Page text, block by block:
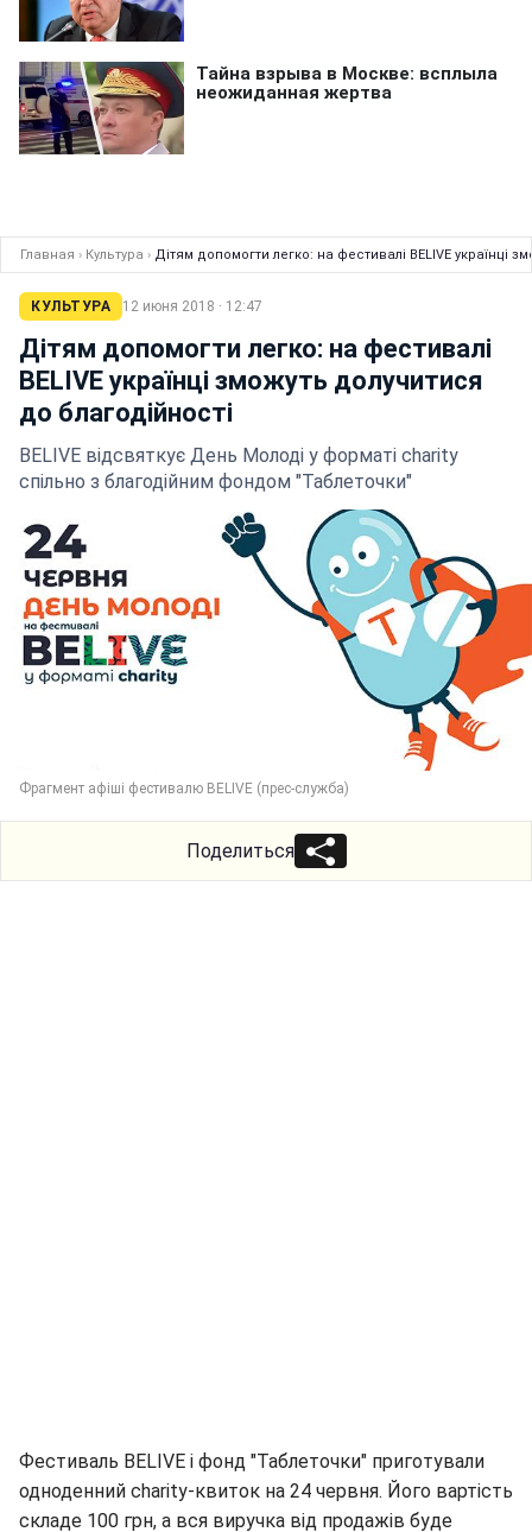
Главная › Культура › Дітям допомогти легко: на фестивалі BELIVE українці
КУЛЬТУРА 12 июня 2018 · 12:47
Дітям допомогти легко: на фестивалі
BELIVE українці зможуть долучитися
до благодійності
BELIVE відсвяткує День Молоді у форматі charity
спільно з благодійним фондом "Таблеточки"
Фрагмент афіші фестивалю BELIVE (прес-служба)
Поделиться
Фестиваль BELIVE і фонд "Таблеточки" приготували
одноденний charity-квиток на 24 червня. Його вартість
складе 100 грн, а вся виручка від продажів буде